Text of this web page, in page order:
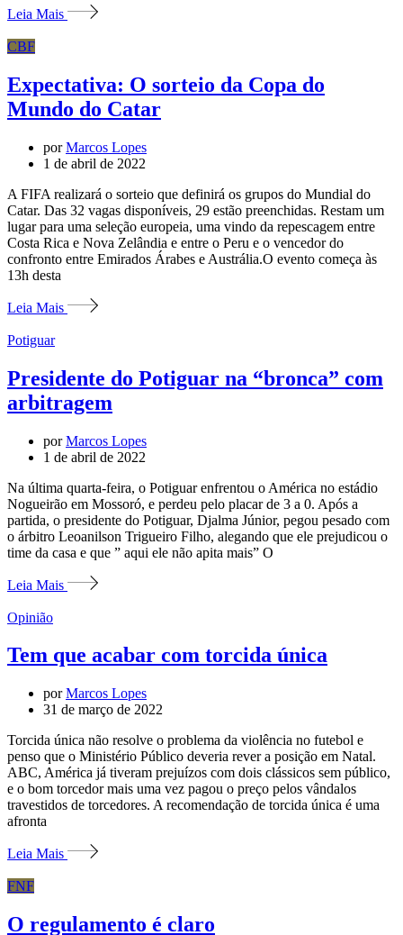
Leia Mais
CBF
Expectativa: O sorteio da Copa do
Mundo do Catar
porMarcos Lopes
1 de abril de 2022
A FIFA realizará o sorteio que definirá os grupos do Mundial do
Catar. Das 32 vagas disponíveis, 29 estão preenchidas. Restam um
lugar para uma seleção europeia, uma vindo da repescagem entre
Costa Rica e Nova Zelândia e entre o Peru e o vencedor do
confronto entre Emirados Árabes e Austrália.O evento começa às
13h desta
Leia Mais
Potiguar
Presidente do Potiguar na “bronca” com
arbitragem
porMarcos Lopes
1 de abril de 2022
Na última quarta-feira, o Potiguar enfrentou o América no estádio
Nogueirão em Mossoró, e perdeu pelo placar de 3 a 0. Após a
partida, o presidente do Potiguar, Djalma Júnior, pegou pesado com
o árbitro Leoanilson Trigueiro Filho, alegando que ele prejudicou o
time da casa e que ” aqui ele não apita mais” O
Leia Mais
Opinião
Tem que acabar com torcida única
porMarcos Lopes
31 de março de 2022
Torcida única não resolve o problema da violência no futebol e
penso que o Ministério Público deveria rever a posição em Natal.
ABC, América já tiveram prejuízos com dois clássicos sem público,
e o bom torcedor mais uma vez pagou o preço pelos vândalos
travestidos de torcedores. A recomendação de torcida única é uma
afronta
Leia Mais
FNF
O regulamento é claro